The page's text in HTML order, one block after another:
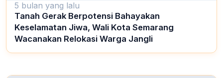
5 bulan yang lalu
Tanah Gerak Berpotensi Bahayakan
Keselamatan Jiwa, Wali Kota Semarang
Wacanakan Relokasi Warga Jangli